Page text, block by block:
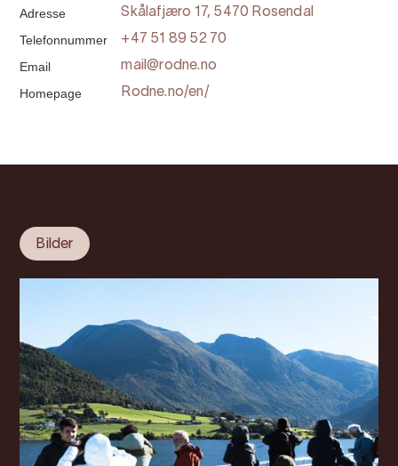
Adresse Skålafjæro 17, 5470 Rosendal
Telefonnummer +47 51 89 52 70
Email mail@rodne.no
Homepage Rodne.no/en/
Bilder